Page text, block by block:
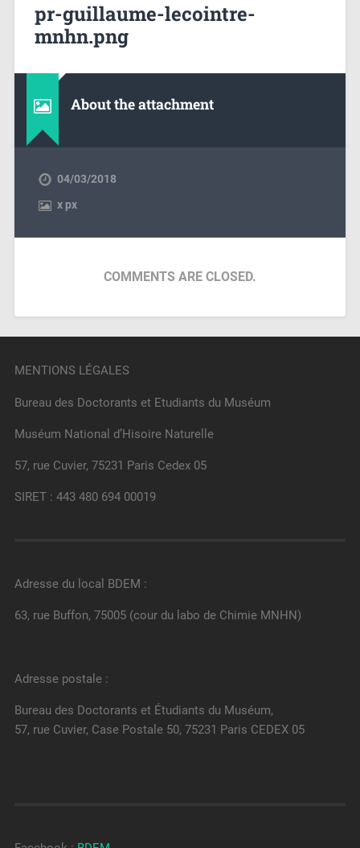
pr-guillaume-lecointre-
mnhn.png
About the attachment
04/03/2018
xpx
COMMENTS ARE CLOSED.
MENTIONS LÉGALES
Bureau des Doctorants et Etudiants du Muséum
Muséum National d’Hisoire Naturelle
57, rue Cuvier, 75231 Paris Cedex 05
SIRET : 443 480 694 00019
Adresse du local BDEM :
63, rue Buffon, 75005 (cour du labo de Chimie MNHN)
Adresse postale :
Bureau des Doctorants et Étudiants du Muséum,
57, rue Cuvier, Case Postale 50, 75231 Paris CEDEX 05